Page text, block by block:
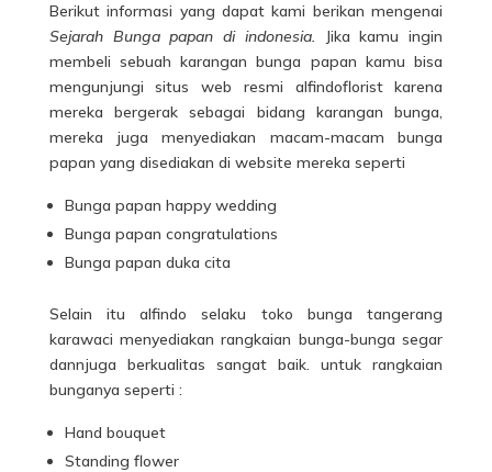
Berikut informasi yang dapat kami berikan mengenai
Sejarah Bunga papan di indonesia.
Jika kamu ingin
membeli sebuah karangan bunga papan kamu bisa
mengunjungisitus web resmi alfindoflorist karena
mereka bergerak sebagai bidang karangan bunga,
mereka juga menyediakan macam-macam bunga
papan yang disediakan di website mereka seperti
Bunga papan happy wedding
Bunga papan congratulations
Bunga papan duka cita
Selain itu alfindo selaku toko bunga tangerang
karawaci menyediakan rangkaian bunga-bunga segar
dannjuga berkualitas sangat baik. untuk rangkaian
bunganya seperti :
Hand bouquet
Standing flower